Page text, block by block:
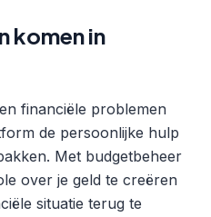
komen in
financiële problemen
de persoonlijke hulp
Met budgetbeheer
over je geld te creëren
situatie terug te